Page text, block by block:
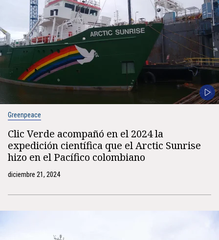
Greenpeace
Clic Verde acompañó en el 2024 la
expedición científica que el Arctic Sunrise
hizo en el Pacífico colombiano
diciembre 21, 2024